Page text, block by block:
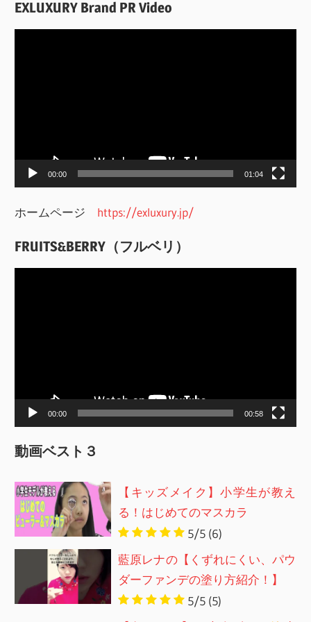
EXLUXURY Brand PR Video
ー
00:00 01:04
ホームページ https://exluxury.jp/
FRUITS&BERRY（フルベリ）
ー
00:00 00:58
動画ベスト３
【キッズメイク】小学生が教え
る！はじめてのマスカラ
5/5 (6)
藍原レナの【くずれにくい、パウ
ダーファンデの塗り方紹介！】
5/5 (5)